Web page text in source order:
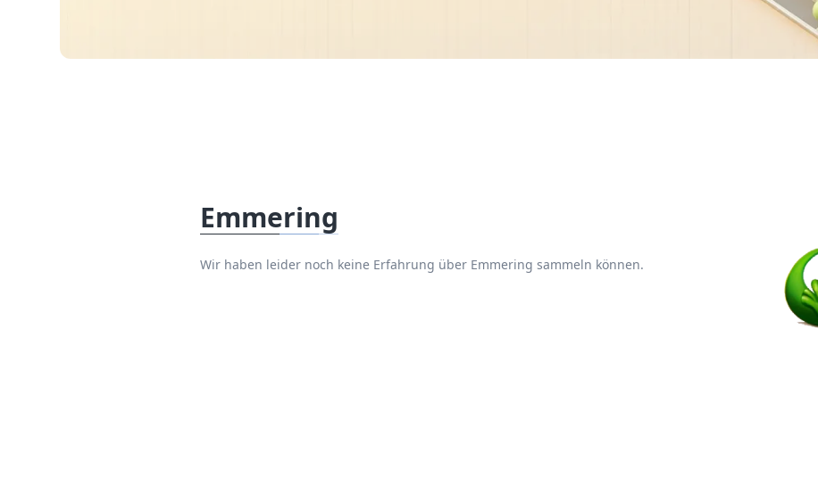
Emmering
Wir haben leider noch keine Erfahrung über Emmering sammeln können.